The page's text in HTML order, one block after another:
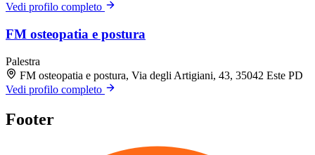
Vedi profilo completo
FM osteopatia e postura
Palestra
FM osteopatia e postura, Via degli Artigiani, 43, 35042 Este PD
Vedi profilo completo
Footer